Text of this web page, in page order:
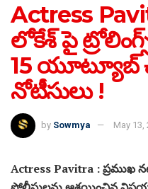
Actress
లోకేశ్ పై
15 యూట్యూబ్
నోటీసులు !
by Sowmya May 13,
Actress Pavitra : ప్రముఖ